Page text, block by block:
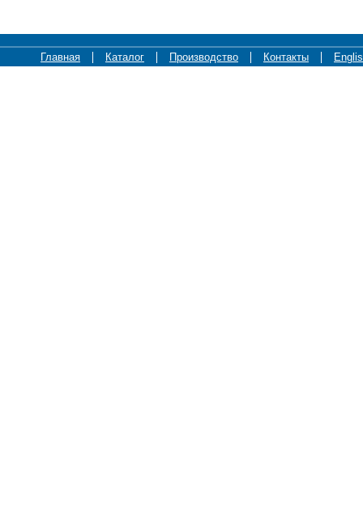
Главная Каталог Производство Контакты